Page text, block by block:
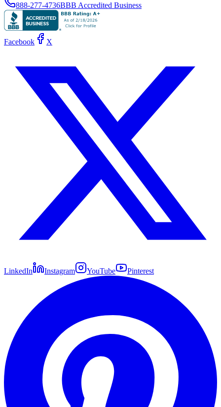
888-277-4736BBB Accredited Business
Facebook X
LinkedIn Instagram YouTube Pinterest